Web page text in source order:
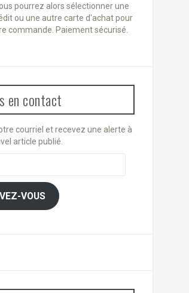
pourrez alors sélectionner une
ou une autre carte d'achat pour
commande. Paiement sécurisé.
en contact
courriel et recevez une alerte à
article publié.
VOUS